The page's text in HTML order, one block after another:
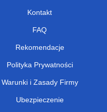
Kontakt
FAQ
Rekomendacje
Polityka Prywatności
Warunki i Zasady Firmy
Ubezpieczenie